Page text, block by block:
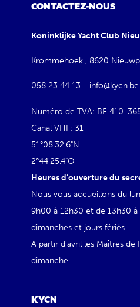
CONTACTEZ-NOUS
Koninklijke Yacht Club
Krommehoek , 8620
058 23 44 13 - info@kycn.be
Numéro de TVA: BE 410-
Canal VHF: 31
51°08'32.6"N
2°44'25.4"O
Heures d’ouverture du
Nous vous accueillons du
9h00 à 12h30 et de 13h30 à
dimanches et jours fériés.
A partir d'avril les Maîtres de
dimanche.
KYCN